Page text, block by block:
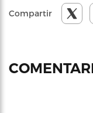
Compartir